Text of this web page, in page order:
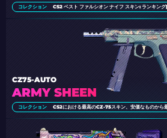
コレクション CS2 ベスト ファルシオン ナイフ スキン: ランキン
ARMY SHEEN
CZ75-AUTO
コレクション